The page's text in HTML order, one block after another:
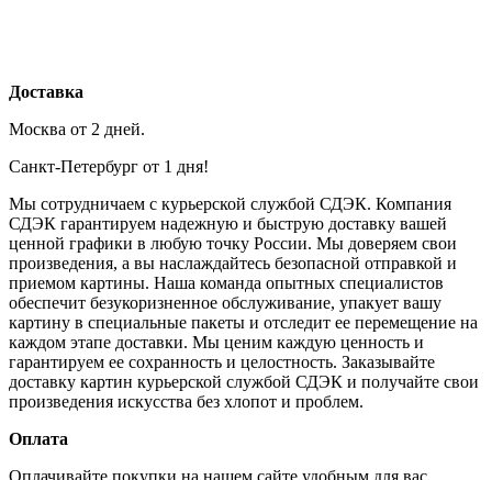
Доставка
Москва от 2 дней.
Санкт-Петербург от 1 дня!
Мы сотрудничаем с курьерской службой СДЭК. Компания
СДЭК гарантируем надежную и быструю доставку вашей
ценной графики в любую точку России. Мы доверяем свои
произведения, а вы наслаждайтесь безопасной отправкой и
приемом картины. Наша команда опытных специалистов
обеспечит безукоризненное обслуживание, упакует вашу
картину в специальные пакеты и отследит ее перемещение на
каждом этапе доставки. Мы ценим каждую ценность и
гарантируем ее сохранность и целостность. Заказывайте
доставку картин курьерской службой СДЭК и получайте свои
произведения искусства без хлопот и проблем.
Оплата
Оплачивайте покупки на нашем сайте удобным для вас